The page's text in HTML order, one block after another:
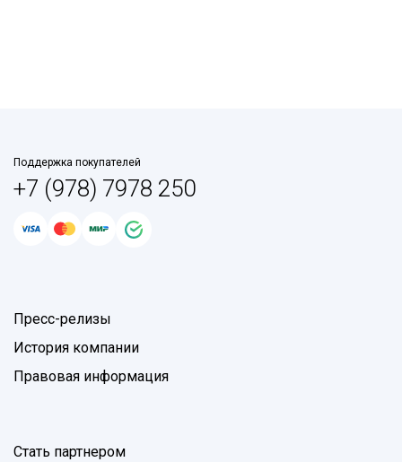
Поддержка покупателей
+7 (978) 7978 250
Пресс-релизы
История компании
Правовая информация
Стать партнером